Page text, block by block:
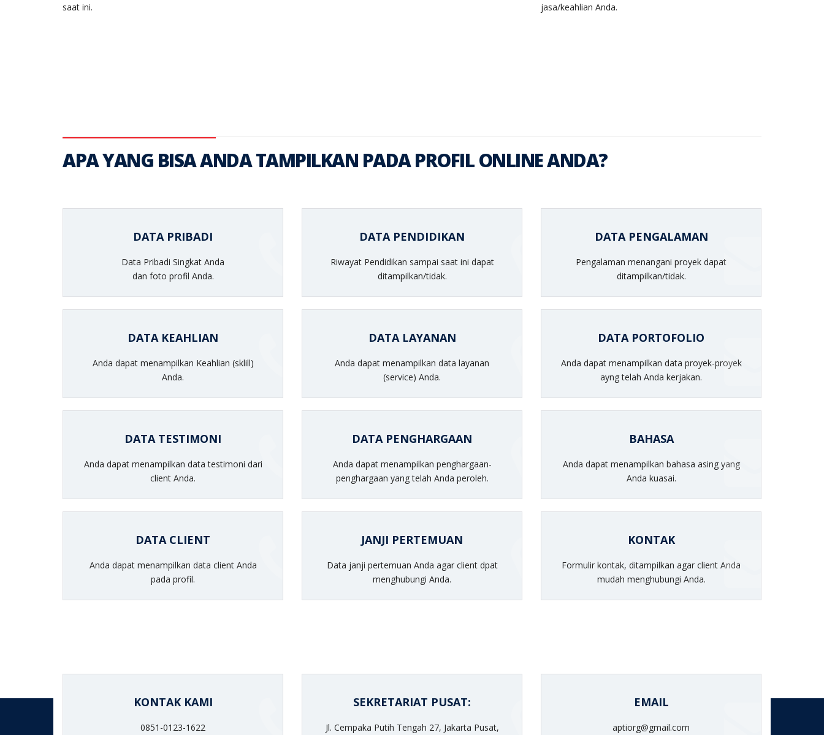
saat ini.
jasa/keahlian Anda.
APA YANG BISA ANDA TAMPILKAN PADA PROFIL ONLINE ANDA?
DATA PRIBADI
Data Pribadi Singkat Anda
dan foto profil Anda.
DATA PENDIDIKAN
Riwayat Pendidikan sampai saat ini dapat
ditampilkan/tidak.
DATA PENGALAMAN
Pengalaman menangani proyek dapat
ditampilkan/tidak.
DATA KEAHLIAN
Anda dapat menampilkan Keahlian (sklill)
Anda.
DATA LAYANAN
Anda dapat menampilkan data layanan
(service) Anda.
DATA PORTOFOLIO
Anda dapat menampilkan data proyek-proyek
ayng telah Anda kerjakan.
DATA TESTIMONI
Anda dapat menampilkan data testimoni dari
client Anda.
DATA PENGHARGAAN
Anda dapat menampilkan penghargaan-
penghargaan yang telah Anda peroleh.
BAHASA
Anda dapat menampilkan bahasa asing yang
Anda kuasai.
DATA CLIENT
Anda dapat menampilkan data client Anda
pada profil.
JANJI PERTEMUAN
Data janji pertemuan Anda agar client dpat
menghubungi Anda.
KONTAK
Formulir kontak, ditampilkan agar client Anda
mudah menghubungi Anda.
KONTAK KAMI
0851-0123-1622
SEKRETARIAT PUSAT:
Jl. Cempaka Putih Tengah 27, Jakarta Pusat,
EMAIL
aptiorg@gmail.com